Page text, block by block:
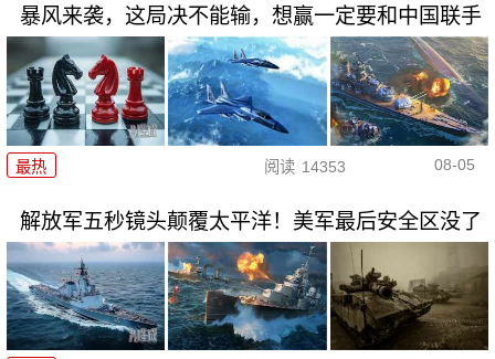
暴风来袭，这局决不能输，想赢一定要和中国联手
最热 阅读 14353 08-05
解放军五秒镜头颠覆太平洋！美军最后安全区没了